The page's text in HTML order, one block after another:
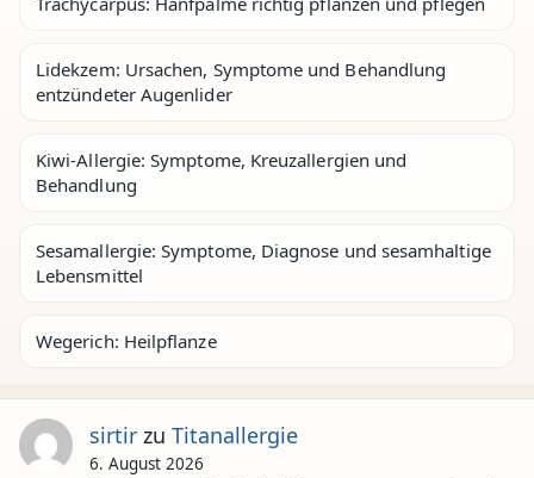
Lidekzem: Ursachen, Symptome und Behandlung
entzündeter Augenlider
Kiwi-Allergie: Symptome, Kreuzallergien und
Behandlung
Sesamallergie: Symptome, Diagnose und sesamhaltige
Lebensmittel
Wegerich: Heilpflanze
sirtirzu Titanallergie
6. August 2026